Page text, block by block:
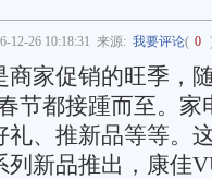
12-26 10:18:31 来源: 我要评论( 0
促销的旺季，随
节都接踵而至。
、推新品等等。
列新品推出，康佳